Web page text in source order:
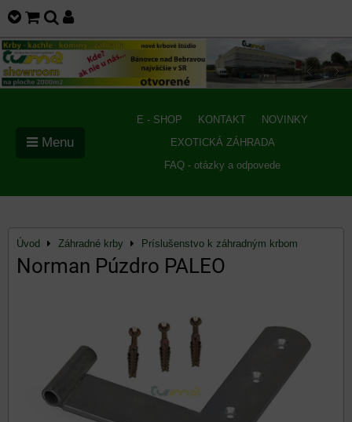
E - SHOP KONTAKT
NOVINKY
EXOTICKÁ ZÁHRADA
FAQ - otázky a odpovede
Menu
Úvod Záhradné krby Príslušenstvo k záhradným krbom
Norman Púzdro PALEO